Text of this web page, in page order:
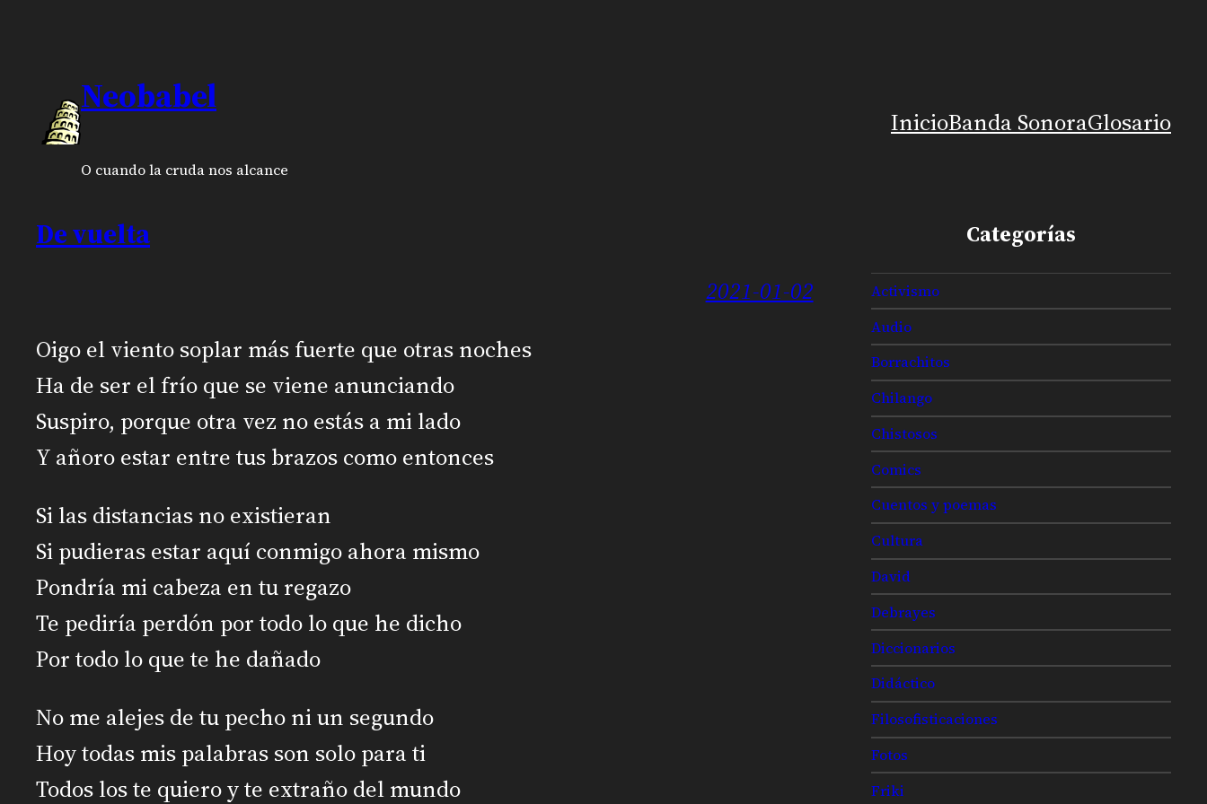
contenidoNeobabel
O cuando la cruda nos alcance
InicioBanda SonoraGlosario
De vuelta
2021-01-02
Oigo el viento soplar más fuerte que otras noches
Ha de ser el frío que se viene anunciando
Suspiro, porque otra vez no estás a mi lado
Y añoro estar entre tus brazos como entonces
Si las distancias no existieran
Si pudieras estar aquí conmigo ahora mismo
Pondría mi cabeza en tu regazo
Te pediría perdón por todo lo que he dicho
Por todo lo que te he dañado
No me alejes de tu pecho ni un segundo
Hoy todas mis palabras son solo para ti
Todos los te quiero y te extraño del mundo
Categorías
Activismo
Audio
Borrachitos
Chilango
Chistosos
Comics
Cuentos y poemas
Cultura
David
Debrayes
Diccionarios
Didáctico
Filosofisticaciones
Fotos
Friki